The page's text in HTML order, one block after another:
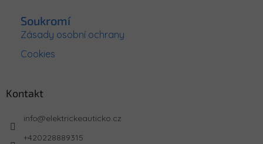
Soukromí
Zásady osobní ochrany
Cookies
Kontakt
info@elektrickeauticko.cz
+420228889315